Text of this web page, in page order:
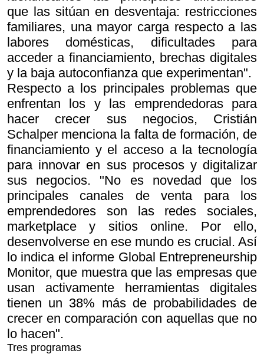
que las sitúan en desventaja: restricciones
familiares, una mayor carga respecto a las
labores domésticas, dificultades para
acceder a financiamiento, brechas digitales
y la baja autoconfianza que experimentan".
Respecto a los principales problemas que
enfrentan los y las emprendedoras para
hacer crecer sus negocios, Cristián
Schalper menciona la falta de formación, de
financiamiento y el acceso a la tecnología
para innovar en sus procesos y digitalizar
sus negocios. "No es novedad que los
principales canales de venta para los
emprendedores son las redes sociales,
marketplace y sitios online. Por ello,
desenvolverse en ese mundo es crucial. Así
lo indica el informe Global Entrepreneurship
Monitor, que muestra que las empresas que
usan activamente herramientas digitales
tienen un 38% más de probabilidades de
crecer en comparación con aquellas que no
lo hacen".
Tres programas